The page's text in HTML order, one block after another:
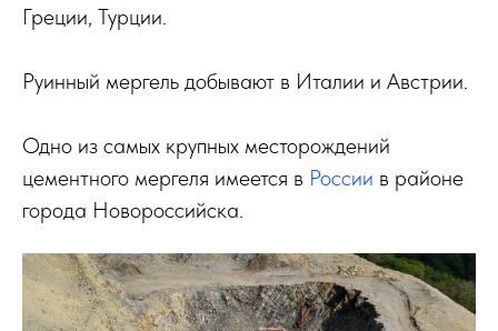
Греции, Турции.
Руинный мергель добывают в Италии и Австрии.
Одно из самых крупных месторождений
цементного мергеля имеется в России в районе
города Новороссийска.